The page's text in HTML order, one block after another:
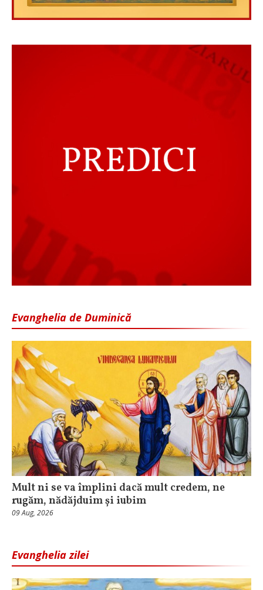
Evanghelia de Duminică
Mult ni se va împlini dacă mult credem, ne
rugăm, nădăjduim și iubim
09 Aug, 2026
Evanghelia zilei